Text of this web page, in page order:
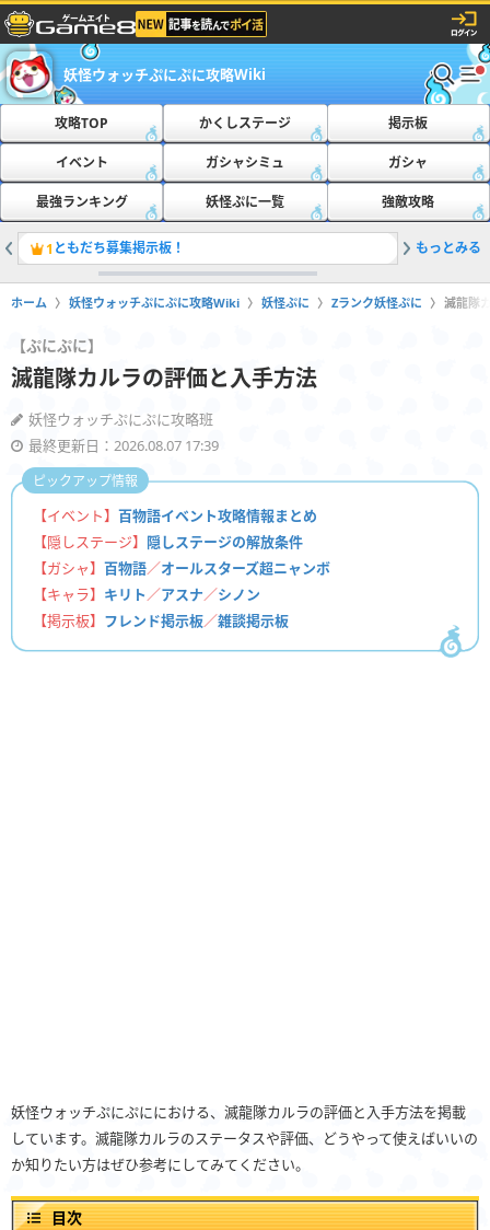
妖怪ウォッチぷにぷに攻略Wiki
攻略TOP かくしステージ 掲示板
イベント ガシャシミュ ガシャ
最強ランキング 妖怪ぷに一覧 強敵攻略
1 ともだち募集掲示板！ 2おたす
もっとみる
ホーム 妖怪ウォッチぷにぷに攻略Wiki 妖怪ぷに Zランク妖怪ぷに 滅龍隊
【ぷにぷに】
滅龍隊カルラの評価と入手方法
妖怪ウォッチぷにぷに攻略班
最終更新日：2026.08.07 17:39
【イベント】 百物語イベント攻略情報まとめ
【隠しステージ】 隠しステージの解放条件
【ガシャ】 百物語／オールスターズ超ニャンボ
【キャラ】 キリト／アスナ／シノン
【掲示板】 フレンド掲示板／雑談掲示板
ピックアップ情報
妖怪ウォッチぷにぷににおける、滅龍隊カルラの評価と入手方法を掲載
しています。滅龍隊カルラのステータスや評価、どうやって使えばいいの
か知りたい方はぜひ参考にしてみてください。
目次